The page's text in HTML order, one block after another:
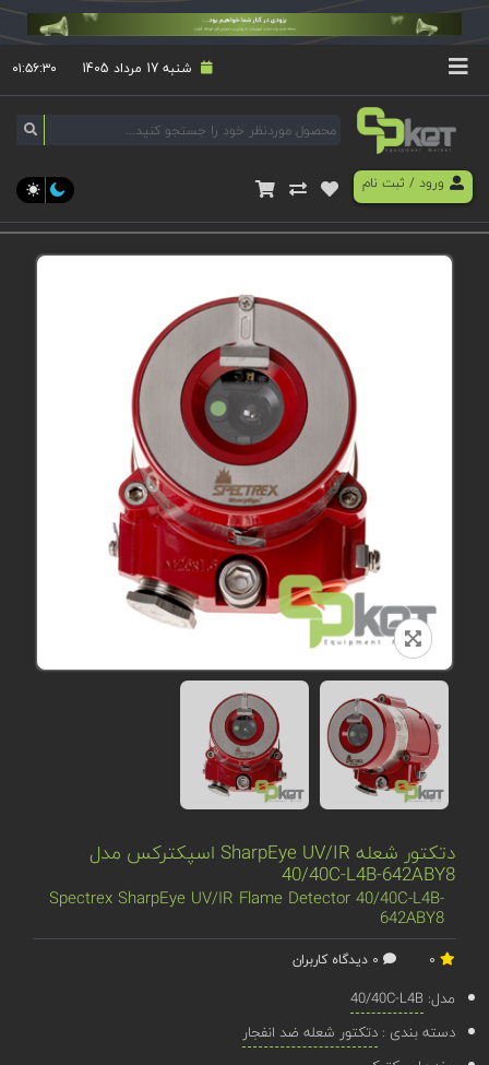
شنبه 17 مرداد 1405 ۰۱:۵۶:۳۰
ورود/ ثبت نام
دتکتور شعله SharpEye UV/IR اسپکترکس مدل
40/40C-L4B-642ABY8
Spectrex SharpEye UV/IR Flame Detector 40/40C-L4B-
642ABY8
مدل:40/40C-L4B
دسته بندی :دتکتور شعله ضد انفجار